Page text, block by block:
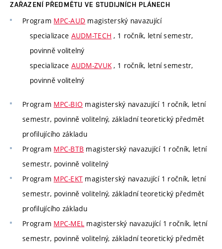
ZAŘAZENÍ PŘEDMĚTU VE STUDIJNÍCH PLÁNECH
Program MPC-AUD magisterský navazující
specializace AUDM-TECH , 1 ročník, letní semestr,
povinně volitelný
specializace AUDM-ZVUK, 1 ročník, letní semestr,
povinně volitelný
Program MPC-BIO magisterský navazující 1 ročník, letní
semestr, povinně volitelný, základní teoretický předmět
profilujícího základu
Program MPC-BTB magisterský navazující 1 ročník, letní
semestr, povinně volitelný
Program MPC-EKT magisterský navazující 1 ročník, letní
semestr, povinně volitelný, základní teoretický předmět
profilujícího základu
Program MPC-MEL magisterský navazující 1 ročník, letní
semestr, povinně volitelný, základní teoretický předmět